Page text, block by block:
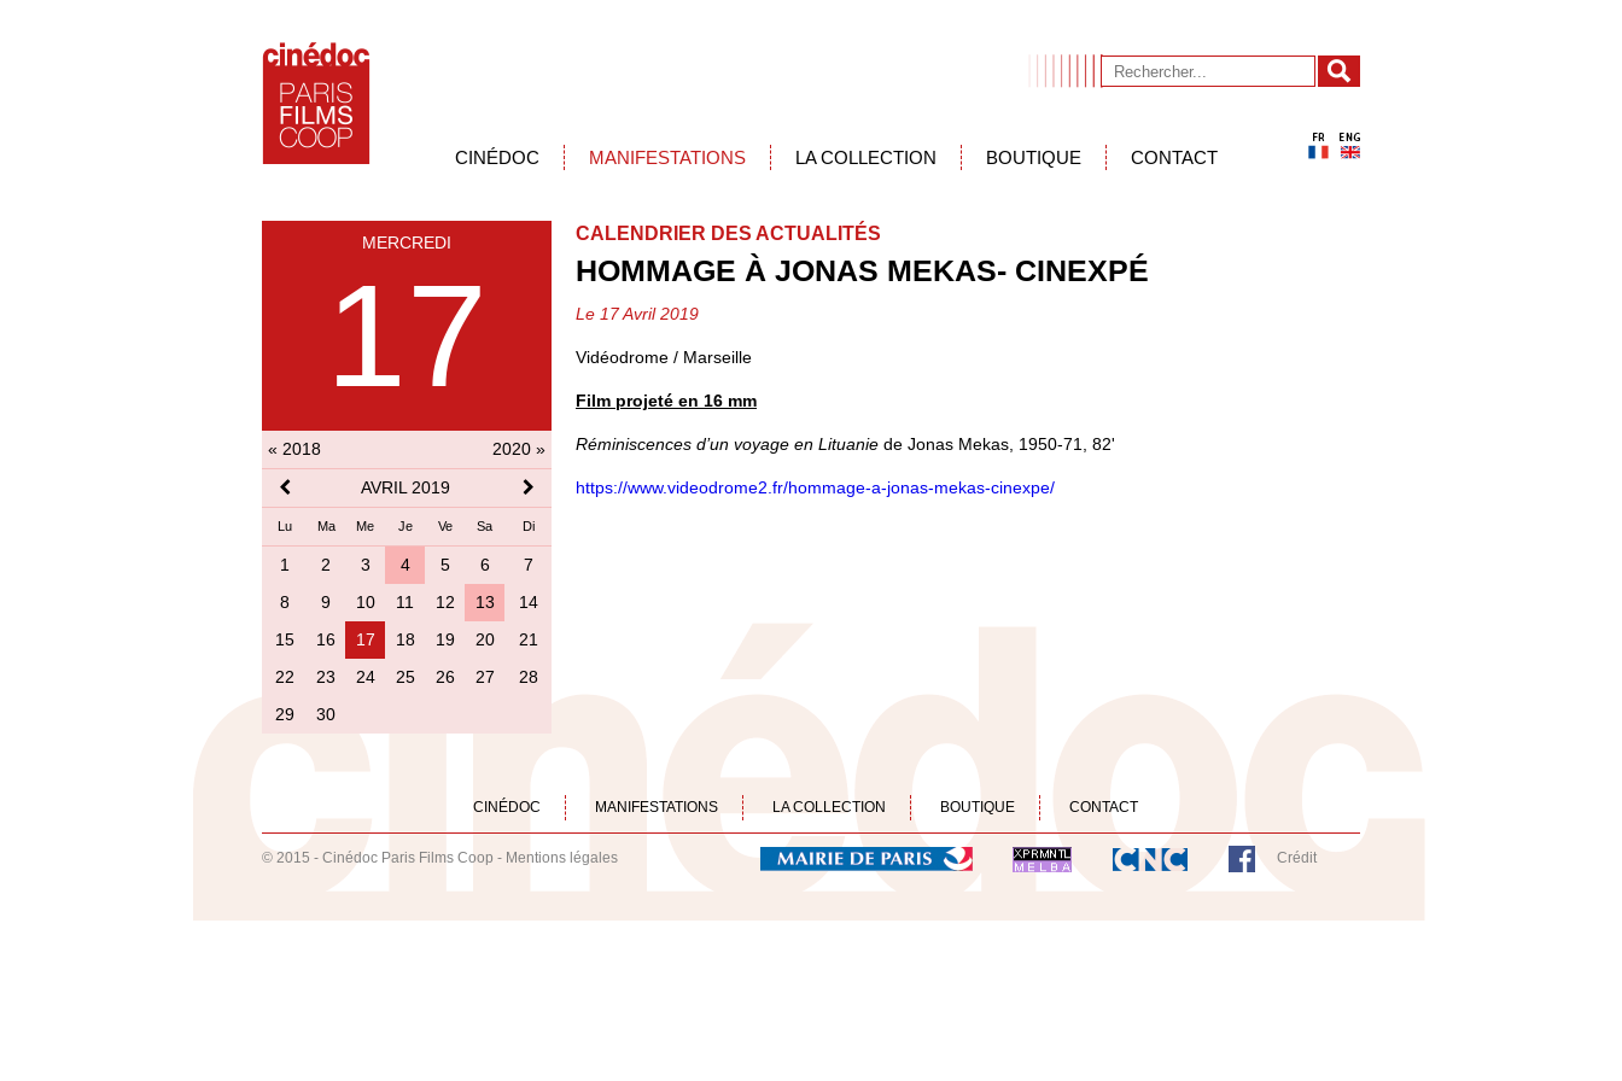
CINÉDOC MANIFESTATIONS LA COLLECTION BOUTIQUE CONTACT
MERCREDI
17
« 2018
2020 »
AVRIL 2019
Lu Ma Me Je Ve Sa Di
1 2 3 4 5 6
7
8
9 10 11 12 13
14
15
16 17 18 19 20
21
22
23 24 25 26 27
28
29
30
CALENDRIER DES ACTUALITÉS
HOMMAGE À JONAS MEKAS- CINEXPÉ
Le 17 Avril 2019
Vidéodrome / Marseille
Film projeté en 16 mm
Réminiscences d’un voyage en Lituanie de Jonas Mekas, 1950-71, 82'
https://www.videodrome2.fr/hommage-a-jonas-mekas-cinexpe/
CINÉDOC MANIFESTATIONS LA COLLECTION BOUTIQUE CONTACT
© 2015 - Cinédoc Paris Films Coop - Mentions légales Crédit